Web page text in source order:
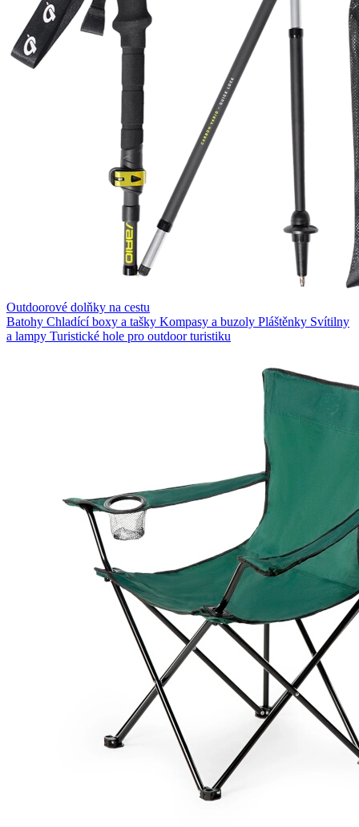
Outdoorové dolňky na cestu
Batohy Chladící boxy a tašky Kompasy a buzoly Pláštěnky Svítilny
a lampy Turistické hole pro outdoor turistiku